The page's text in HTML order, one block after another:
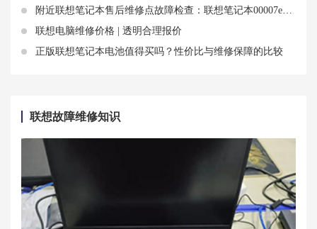
附近联想笔记本售后维修点故障检查：联想笔记本00007e电脑蓝屏现象
联想电脑维修价格 | 透明合理报价
正版联想笔记本电池值得买吗？性价比与维修保障的比较
联想故障维修知识